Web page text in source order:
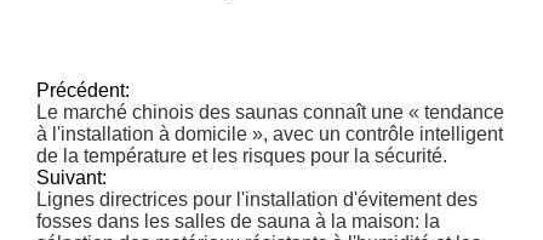
Précédent:
Le marché chinois des saunas connaît une « tendance
à l'installation à domicile », avec un contrôle intelligent
de la température et les risques pour la sécurité.
Suivant:
Lignes directrices pour l'installation d'évitement des
fosses dans les salles de sauna à la maison: la